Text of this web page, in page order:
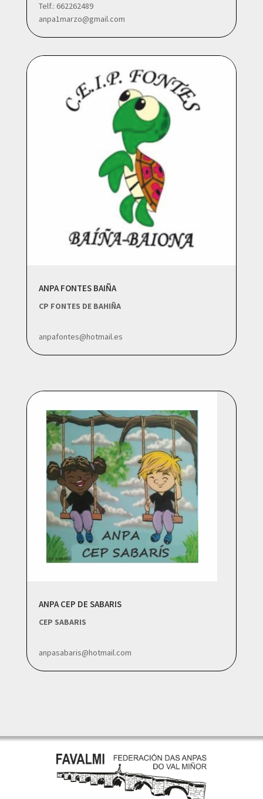
Telf.: 662262489
anpa1marzo@gmail.com
ANPA FONTES BAIÑA
CP FONTES DE BAHIÑA
anpafontes@hotmail.es
ANPA CEP DE SABARIS
CEP SABARIS
anpasabaris@hotmail.com